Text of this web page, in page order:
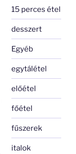
15 perces étel
desszert
Egyéb
egytálétel
előétel
főétel
fűszerek
italok